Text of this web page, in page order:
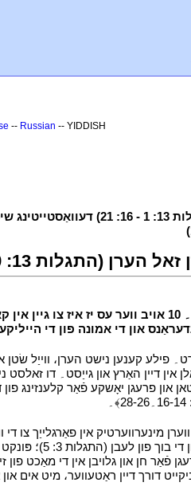
-- Russian -- YIDDISH
און די אמונה פון די
אין דיין האַרץ און גייַסט۔ דו
פרעגן יאָשקע פֿאַר קלענזינג פון
מינערווערטיק אין פאַרגלייַך צו די
יאָשקע איז
פֿאַר חן און גלויבן אין די מאַכט